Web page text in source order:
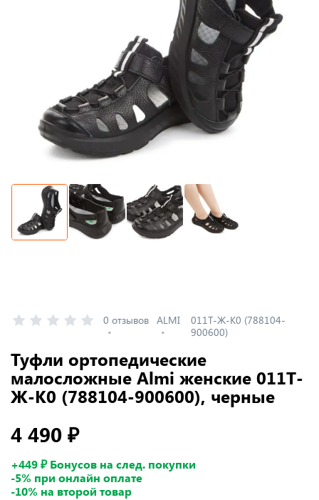
0 отзывов ALMI
011Т-Ж-К0 (788104-
900600)
Туфли ортопедические
малосложные Almi женские 011Т-
Ж-К0 (788104-900600), черные
4 490 ₽
+449 ₽ Бонусов на след. покупки
-5% при онлайн оплате
-10% на второй товар